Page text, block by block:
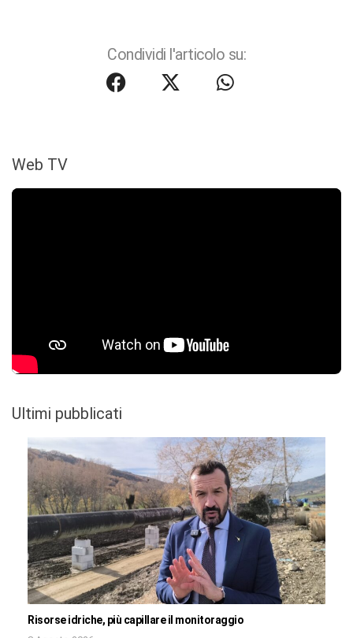
Condividi l'articolo su:
Web TV
Ultimi pubblicati
Risorse idriche, più capillare il monitoraggio